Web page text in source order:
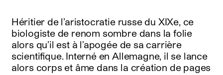
Héritier de l’aristocratie russe du XIXe, ce
biologiste de renom sombre dans la folie
alors qu’il est à l’apogée de sa carrière
scientifique. Interné en Allemagne, il se lance
alors corps et âme dans la création de pages